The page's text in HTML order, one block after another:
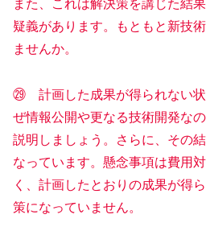
また、これは解決策を講じた結
疑義があります。もともと新技
ませんか。
㉙ 計画した成果が得られない
ぜ情報公開や更なる技術開発な
説明しましょう。さらに、その
なっています。懸念事項は費用
く、計画したとおりの成果が得
策になっていません。